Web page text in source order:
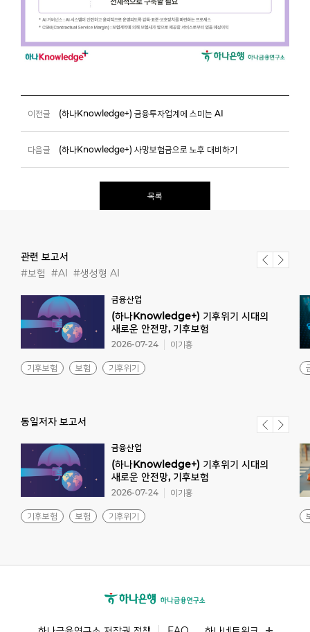
이전글 (하나Knowledge+) 금융투자업계에 스미는 AI
다음글 (하나Knowledge+) 사망보험금으로 노후 대비하기
목록
관련 보고서
#보험 #AI #생성형 AI
금융산업
(하나Knowledge+) 기후위기 시대의
새로운 안전망, 기후보험
기후보험 보험 기후위기
2026-07-24 이기홍
동일저자 보고서
금융산업
(하나Knowledge+) 기후위기 시대의
새로운 안전망, 기후보험
기후보험 보험 기후위기
2026-07-24 이기홍